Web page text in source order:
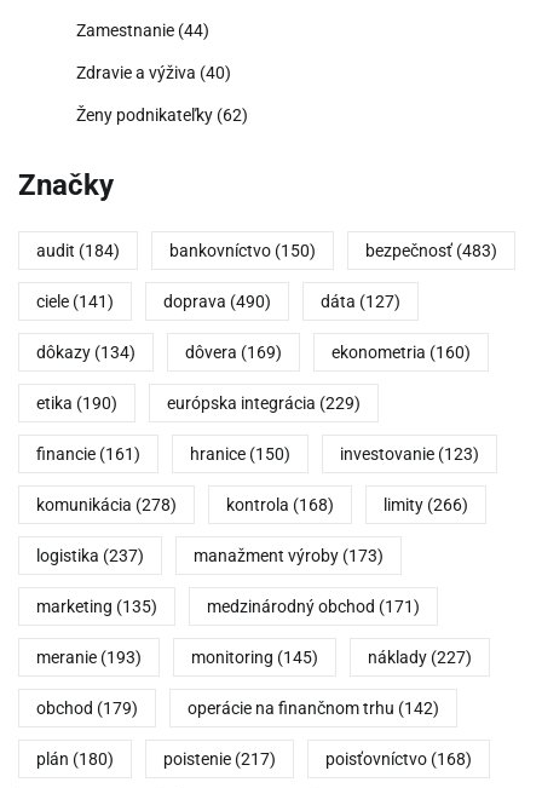
Zamestnanie (44)
Zdravie a výživa (40)
Ženy podnikateľky (62)
Značky
audit (184) bankovníctvo (150) bezpečnosť (483)
ciele (141) doprava (490) dáta (127)
dôkazy (134) dôvera (169) ekonometria (160)
etika (190) európska integrácia (229)
financie (161) hranice (150) investovanie (123)
komunikácia (278) kontrola (168) limity (266)
logistika (237) manažment výroby (173)
marketing (135) medzinárodný obchod (171)
meranie (193) monitoring (145) náklady (227)
obchod (179) operácie na finančnom trhu (142)
plán (180) poistenie (217) poisťovníctvo (168)